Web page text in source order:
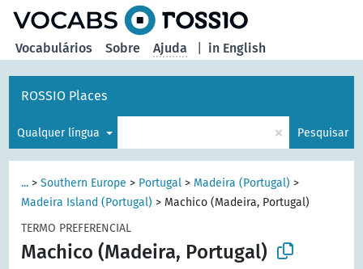
in English
Vocabulários Sobre Ajuda
ROSSIO Places
Qualquer língua × Pesquisar
... >Southern Europe > Portugal > Madeira (Portugal) >
Madeira Island (Portugal) > Machico (Madeira, Portugal)
TERMO PREFERENCIAL
Machico (Madeira, Portugal)